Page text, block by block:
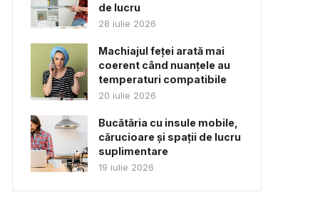
de lucru
28 iulie 2026
Machiajul feței arată mai
coerent când nuanțele au
temperaturi compatibile
20 iulie 2026
Bucătăria cu insule mobile,
cărucioare și spații de lucru
suplimentare
19 iulie 2026